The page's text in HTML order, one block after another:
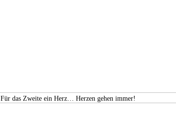
Für das Zweite ein Herz… Herzen gehen immer!